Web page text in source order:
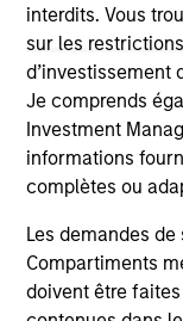
interdits. Vous
sur les
d’investissement
Je comprends
Investment
informations
complètes ou
Les demandes
Compartiments
doivent être
Morgan Stanley